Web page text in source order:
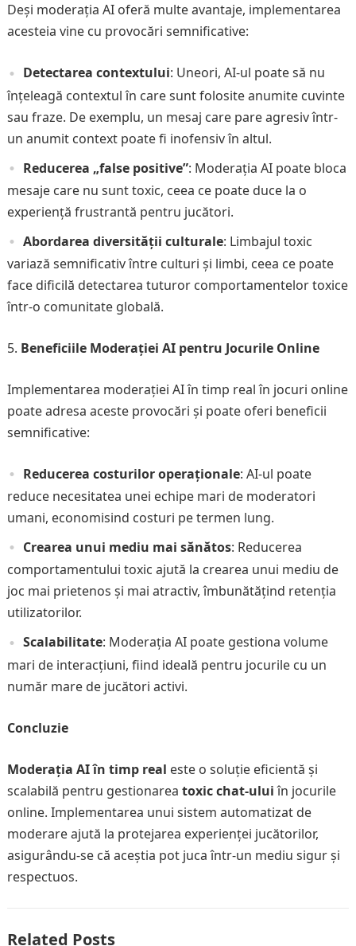
Deși moderația AI oferă multe avantaje, implementarea
acesteia vine cu provocări semnificative:
Detectarea contextului: Uneori, AI-ul poate să nu
înțeleagă contextul în care sunt folosite anumite cuvinte
sau fraze. De exemplu, un mesaj care pare agresiv într-
un anumit context poate fi inofensiv în altul.
Reducerea „false positive”: Moderația AI poate bloca
mesaje care nu sunt toxic, ceea ce poate duce la o
experiență frustrantă pentru jucători.
Abordarea diversității culturale: Limbajul toxic
variază semnificativ între culturi și limbi, ceea ce poate
face dificilă detectarea tuturor comportamentelor toxice
într-o comunitate globală.
Beneficiile Moderației AI pentru Jocurile Online
Implementarea moderației AI în timp real în jocuri online
poate adresa aceste provocări și poate oferi beneficii
semnificative:
Reducerea costurilor operaționale: AI-ul poate
reduce necesitatea unei echipe mari de moderatori
umani, economisind costuri pe termen lung.
Crearea unui mediu mai sănătos: Reducerea
comportamentului toxic ajută la crearea unui mediu de
joc mai prietenos și mai atractiv, îmbunătățind retenția
utilizatorilor.
Scalabilitate: Moderația AI poate gestiona volume
mari de interacțiuni, fiind ideală pentru jocurile cu un
număr mare de jucători activi.
Concluzie
Moderația AI în timp real este o soluție eficientă și
scalabilă pentru gestionarea toxic chat-uluiîn jocurile
online. Implementarea unui sistem automatizat de
moderare ajută la protejarea experienței jucătorilor,
asigurându-se că aceștia pot juca într-un mediu sigur și
respectuos.
Related Posts